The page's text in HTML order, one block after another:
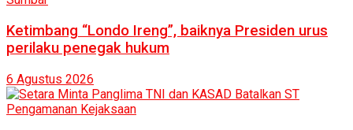
Ketimbang “Londo Ireng”, baiknya Presiden urus
perilaku penegak hukum
6 Agustus 2026